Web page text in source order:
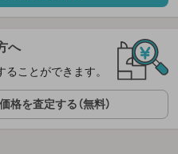
へ
ことができます。
を査定する（無料）